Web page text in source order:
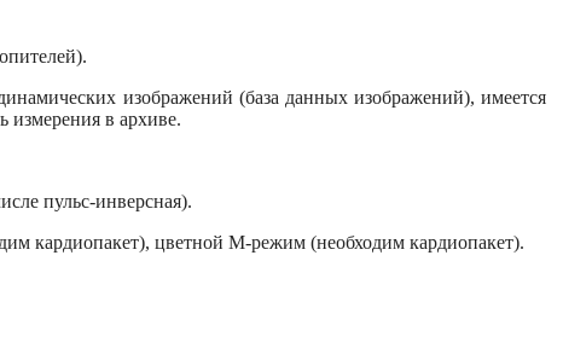
изображений (база данных изображений), имеется
в архиве.
пульс-инверсная).
кардиопакет), цветной М-режим (необходим кардиопакет).